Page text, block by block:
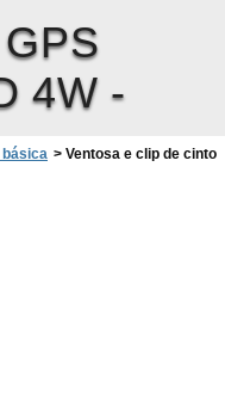
4W -
básica > Ventosa e clip de cinto